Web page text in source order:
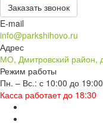
Заказать звонок
E-mail
info@parkshihovo.ru
Адрес
МО, Дмитровский район,
Режим работы
Пн. – Вс.: с 10:00 до 19:00
Касса работает до 18:30